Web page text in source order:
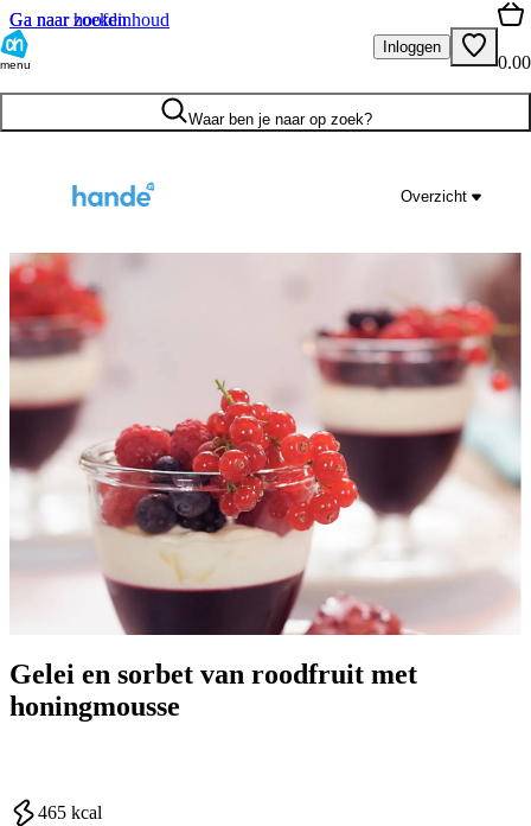
Ga naar hoofdinhoud
Ga naar zoeken
menu
Inloggen
0.00
Waar ben je naar op zoek?
Overzicht
Gelei en sorbet van roodfruit met
honingmousse
465 kcal